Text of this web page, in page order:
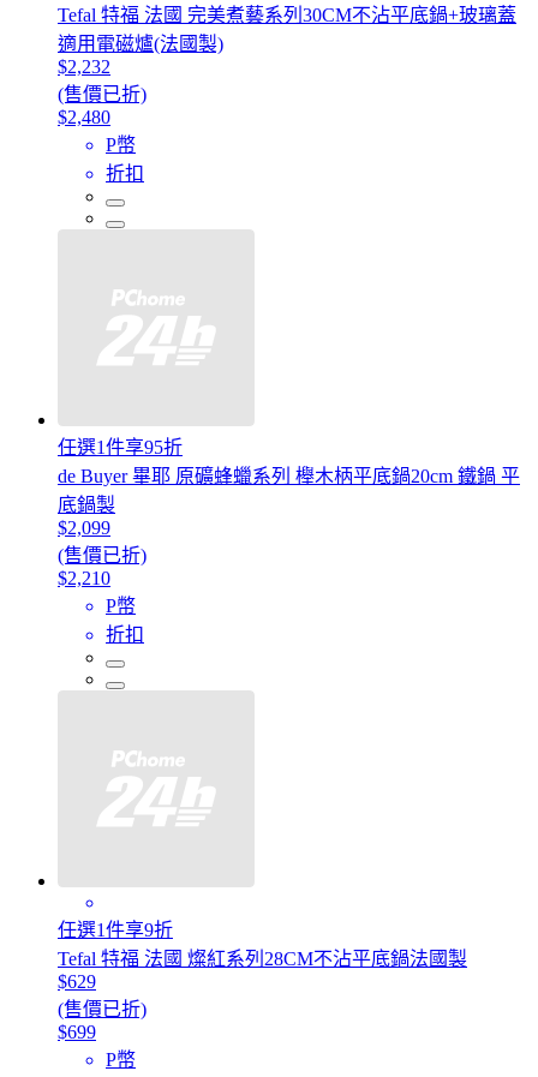
Tefal 特福 法國 完美煮藝系列30CM不沾平底鍋+玻璃蓋
適用電磁爐(法國製)
$2,232
(售價已折)
$2,480
P幣
折扣
任選1件享95折
de Buyer 畢耶 原礦蜂蠟系列 櫸木柄平底鍋20cm 鐵鍋 平
底鍋製
$2,099
(售價已折)
$2,210
P幣
折扣
任選1件享9折
Tefal 特福 法國 燦紅系列28CM不沾平底鍋法國製
$629
(售價已折)
$699
P幣